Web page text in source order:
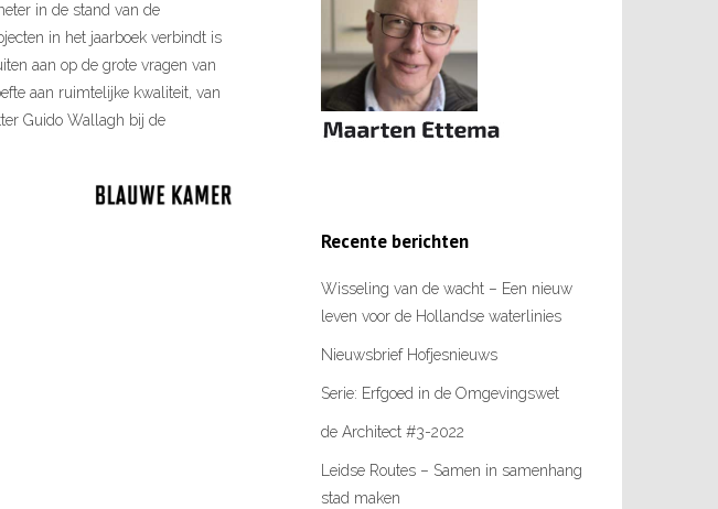
in de stand van de
in het jaarboek verbindt is
aan op de grote vragen van
aan ruimtelijke kwaliteit, van
Guido Wallagh bij de
Recente berichten
Wisseling van de wacht – Een nieuw
leven voor de Hollandse waterlinies
Nieuwsbrief Hofjesnieuws
Serie: Erfgoed in de Omgevingswet
de Architect #3-2022
Leidse Routes – Samen in samenhang
stad maken